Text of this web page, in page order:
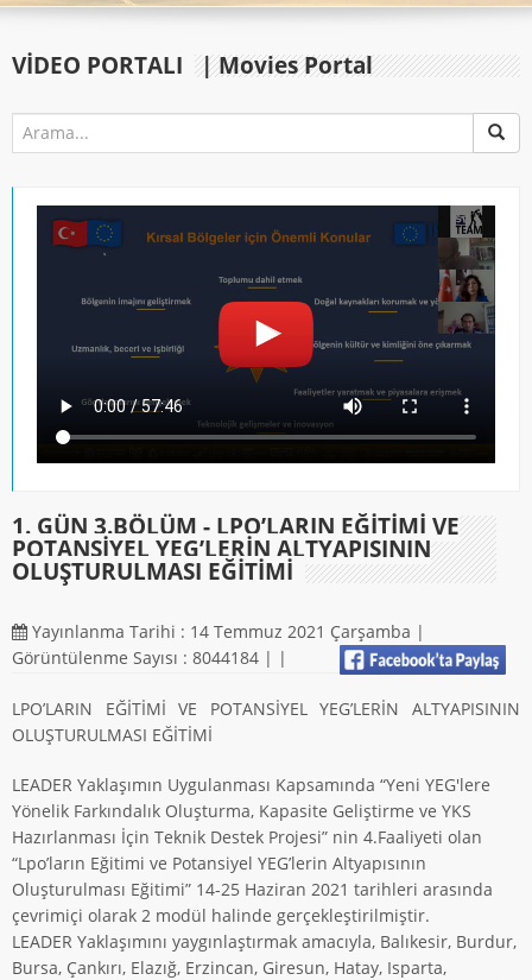
VIDEO PORTALI | Movies Portal
1. GÜN 3.BÖLÜM - LPO’LARIN EĞİTİMİ VE
POTANSİYEL YEG’LERİN ALTYAPISININ
OLUŞTURULMASI EĞİTİMİ
Yayınlanma Tarihi : 14 Temmuz 2021 Çarşamba |
Görüntülenme Sayısı : 8044184 | |
LPO’LARIN EĞİTİMİ VE POTANSİYEL YEG’LERİN ALTYAPISININ
OLUŞTURULMASI EĞİTİMİ
LEADER Yaklaşımın Uygulanması Kapsamında “Yeni YEG'lere
Yönelik Farkındalık Oluşturma, Kapasite Geliştirme ve YKS
Hazırlanması İçin Teknik Destek Projesi” nin 4.Faaliyeti olan
“Lpo’ların Eğitimi ve Potansiyel YEG’lerin Altyapısının
Oluşturulması Eğitimi” 14-25 Haziran 2021 tarihleri arasında
çevrimiçi olarak 2 modül halinde gerçekleştirilmiştir.
LEADER Yaklaşımını yaygınlaştırmak amacıyla, Balıkesir, Burdur,
Bursa, Çankırı, Elazığ, Erzincan, Giresun, Hatay, Isparta,